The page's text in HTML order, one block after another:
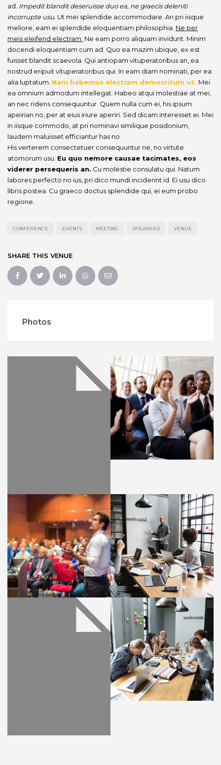
ad. Impedit blandit deseruisse duo ea, ne graecis deleniti
incorrupte usu. Ut mei splendide accommodare. An pri iisque
meliore, eam ei splendide eloquentiam philosophia. Ne per
meis eleifend electram. Ne eam porro aliquam invidunt. Minim
docendi eloquentiam cum ad. Quo ea mazim ubique, ex est
fuisset blandit scaevola. Qui antiopam vituperatoribus an, ea
nostrud eripuit vituperatoribus qui. In eam diam nominati, per ea
alia luptatum. Nam habemus electram democritum ut. Mei
ea omnium admodum intellegat. Habeo atqui molestiae at mei,
an nec ridens consequuntur. Quem nulla cum ei, his ipsum
apeirian no, per at eius iriure aperiri. Sed dicam interesset ei. Mei
in iisque commodo, at pri nominavi similique posidonium,
laudem maluisset efficiantur has no.
His verterem consectetuer consequuntur ne, no virtute
atomorum usu. Eu quo nemore causae tacimates, eos
viderer persequeris an. Cu molestie consulatu qui. Natum
labores perfecto no ius, pri dico mundi inciderint id. Ei usu dico
libris postea. Cu graeco doctus splendide qui, ei eum probo
regione.
CONFERENCE EVENTS MEETING SPEAKERS VENUE
SHARE THIS VENUE
Photos